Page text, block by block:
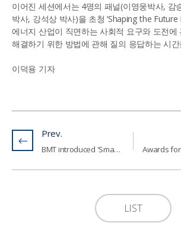
이어진 세션에서는 4명의 패널(이영웅박사, 감
박사, 강석상 박사)을 초청 ‘Shaping the Future
에너지 산업이 직면하는 사회적 요구와 도전에
해결하기 위한 방법에 관해 질의 응답하는 시
이덕용 기자
Prev.
BMT introduced 'Smart Switchboard' at GEPT (Global Electric Power Tech)
LIST